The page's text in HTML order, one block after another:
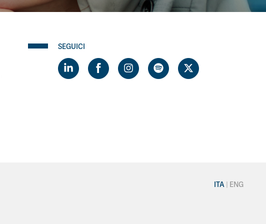
SEGUICI
ITA ENG